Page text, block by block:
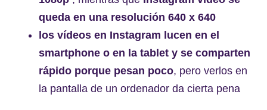
queda en una resolución 640 x 640
los vídeos en Instagram lucen en el
smartphone o en la tablet y se comparten
rápido porque pesan poco, pero verlos en
la pantalla de un ordenador da cierta pena